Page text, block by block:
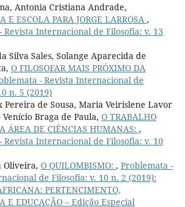
Antonia Cristiana Andrade,
E ESCOLA PARA JORGE LARROSA ,
Revista Internacional de Filosofia: v. 13
Silva Sales, Solange Aparecida de
O FILOSOFAR MAIS PRÓXIMO DA
- Revista Internacional de
n. 5 (2019)
Pereira de Sousa, Maria Veirislene Lavor
Venício Braga de Paula, O TRABALHO
ÁREA DE CIÊNCIAS HUMANAS: ,
Revista Internacional de Filosofia: v. 10
Oliveira, O QUILOMBISMO: , Problemata -
de Filosofia: v. 10 n. 2 (2019):
PERTENCIMENTO,
E EDUCAÇÃO – Edição Especial